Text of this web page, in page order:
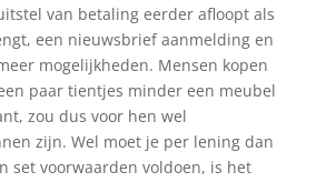
van betaling eerder afloopt als
een nieuwsbrief aanmelding en
mogelijkheden. Mensen kopen
paar tientjes minder een meubel
zou dus voor hen wel
zijn. Wel moet je per lening dan
set voorwaarden voldoen, is het